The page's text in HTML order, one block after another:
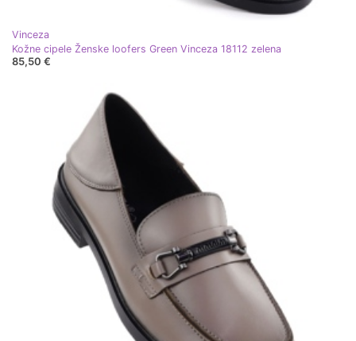
Vinceza
Kožne cipele Ženske loofers Green Vinceza 18112 zelena
85,50 €